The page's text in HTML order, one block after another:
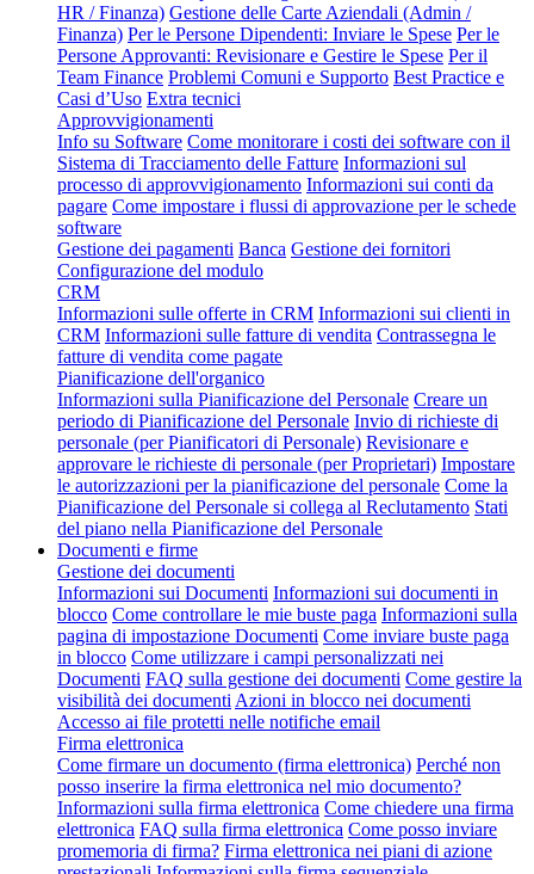
HR / Finanza) Gestione delle Carte Aziendali (Admin /
Finanza) Per le Persone Dipendenti: Inviare le Spese Per le
Persone Approvanti: Revisionare e Gestire le Spese Per il
Team Finance Problemi Comuni e Supporto Best Practice e
Casi d’Uso Extra tecnici
Approvvigionamenti
Info su Software Come monitorare i costi dei software con il
Sistema di Tracciamento delle Fatture Informazioni sul
processo di approvvigionamento Informazioni sui conti da
pagare Come impostare i flussi di approvazione per le schede
software
Gestione dei pagamenti Banca Gestione dei fornitori
Configurazione del modulo
CRM
Informazioni sulle offerte in CRM Informazioni sui clienti in
CRM Informazioni sulle fatture di vendita Contrassegna le
fatture di vendita come pagate
Pianificazione dell'organico
Informazioni sulla Pianificazione del Personale Creare un
periodo di Pianificazione del Personale Invio di richieste di
personale (per Pianificatori di Personale) Revisionare e
approvare le richieste di personale (per Proprietari) Impostare
le autorizzazioni per la pianificazione del personale Come la
Pianificazione del Personale si collega al Reclutamento Stati
del piano nella Pianificazione del Personale
Documenti e firme
Gestione dei documenti
Informazioni sui Documenti Informazioni sui documenti in
blocco Come controllare le mie buste paga Informazioni sulla
pagina di impostazione Documenti Come inviare buste paga
in blocco Come utilizzare i campi personalizzati nei
Documenti FAQ sulla gestione dei documenti Come gestire la
visibilità dei documenti Azioni in blocco nei documenti
Accesso ai file protetti nelle notifiche email
Firma elettronica
Come firmare un documento (firma elettronica) Perché non
posso inserire la firma elettronica nel mio documento?
Informazioni sulla firma elettronica Come chiedere una firma
elettronica FAQ sulla firma elettronica Come posso inviare
promemoria di firma? Firma elettronica nei piani di azione